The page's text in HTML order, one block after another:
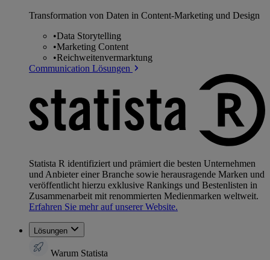
Transformation von Daten in Content-Marketing und Design
•Data Storytelling
•Marketing Content
•Reichweitenvermarktung
Communication Lösungen
Statista R identifiziert und prämiert die besten Unternehmen
und Anbieter einer Branche sowie herausragende Marken und
veröffentlicht hierzu exklusive Rankings und Bestenlisten in
Zusammenarbeit mit renommierten Medienmarken weltweit.
Erfahren Sie mehr auf unserer Website.
Lösungen
Warum Statista